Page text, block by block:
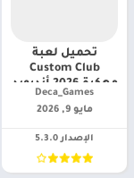
تحميل لعبة
Custom Club
مهكرة 2026 أندرويد
[ أخر إصدار]
Deca_Games‏
مايو 9, 2026
الإصدار 5.3.0